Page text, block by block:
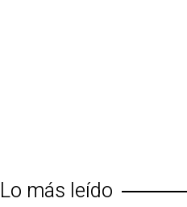
Lo más leído